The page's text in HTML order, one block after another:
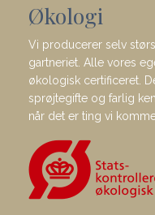
Økologi
Vi producerer selv
gartneriet. Alle vores
økologisk certificeret.
sprøjtegifte og farlig
når det er ting vi